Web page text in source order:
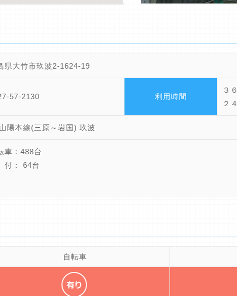
県大竹市玖波2-1624-19
57-2130 利用時間
３
２
陽本線(三原～岩国) 玖波
車：488台
： 64台
自転車